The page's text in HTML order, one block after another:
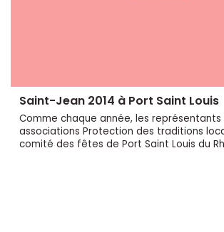
Saint-Jean 2014 à Port Saint Louis
Comme chaque année, les représentants
associations Protection des traditions
comité des fêtes de Port Saint Louis du